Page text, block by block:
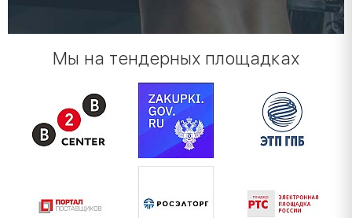
Мы на тендерных площадках